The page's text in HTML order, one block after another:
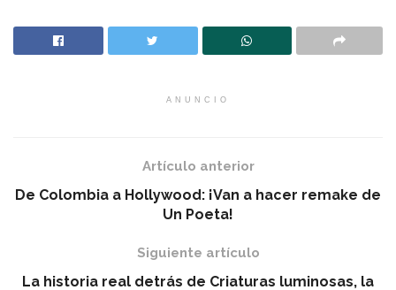
ANUNCIO
Artículo anterior
De Colombia a Hollywood: ¡Van a hacer remake de
Un Poeta!
Siguiente artículo
La historia real detrás de Criaturas luminosas, la